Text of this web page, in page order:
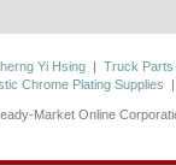
Yi Hsing | Truck Parts
Chrome Plating Supplies
Market Online